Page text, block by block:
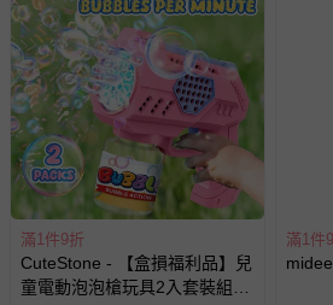
滿1件9折
CuteStone - 【盒損福利品】兒
童電動泡泡槍玩具2入套裝組
滿1件